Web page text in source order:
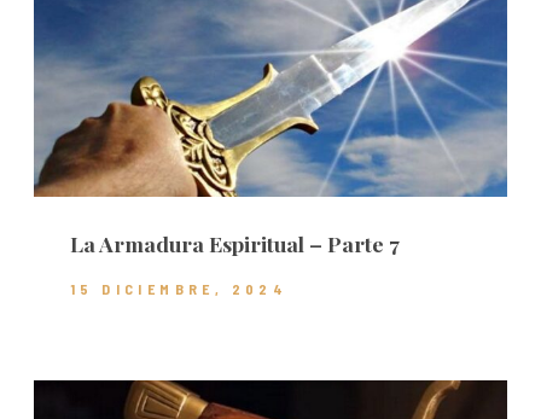
La Armadura Espiritual – Parte 7
15 DICIEMBRE, 2024